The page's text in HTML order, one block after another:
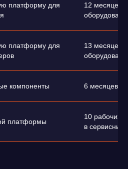
платформу для
12 месяцев
платформу для
13 месяцев
компоненты 6 месяцев с
платформы
10 рабочих
в сервисный
в Ideco
Создаем вместе
Ideco NGFW